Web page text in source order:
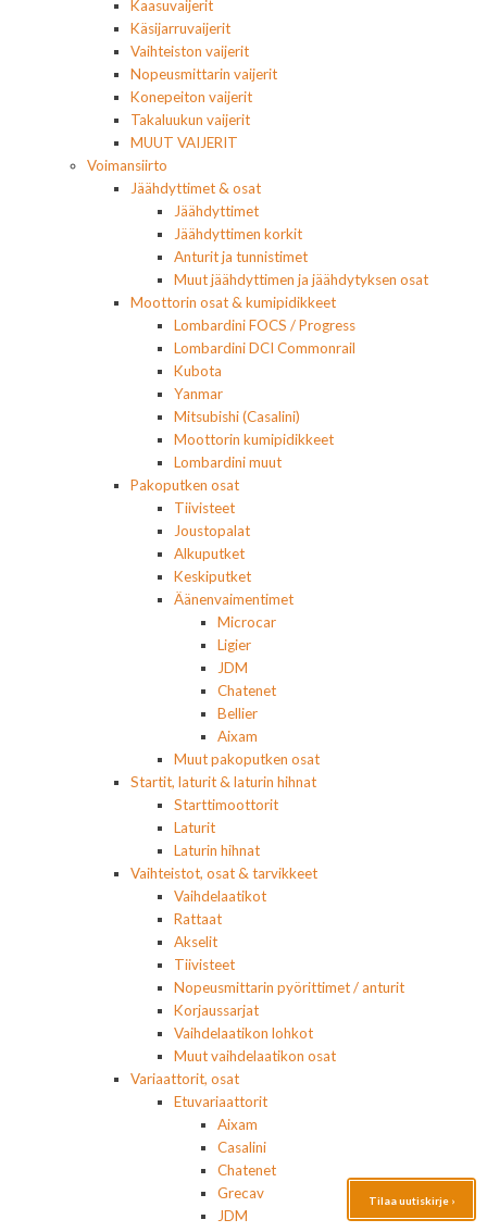
Kaasuvaijerit
Käsijarruvaijerit
Vaihteiston vaijerit
Nopeusmittarin vaijerit
Konepeiton vaijerit
Takaluukun vaijerit
MUUT VAIJERIT
Voimansiirto
Jäähdyttimet & osat
Jäähdyttimet
Jäähdyttimen korkit
Anturit ja tunnistimet
Muut jäähdyttimen ja jäähdytyksen osat
Moottorin osat & kumipidikkeet
Lombardini FOCS / Progress
Lombardini DCI Commonrail
Kubota
Yanmar
Mitsubishi (Casalini)
Moottorin kumipidikkeet
Lombardini muut
Pakoputken osat
Tiivisteet
Joustopalat
Alkuputket
Keskiputket
Äänenvaimentimet
Microcar
Ligier
JDM
Chatenet
Bellier
Aixam
Muut pakoputken osat
Startit, laturit & laturin hihnat
Starttimoottorit
Laturit
Laturin hihnat
Vaihteistot, osat & tarvikkeet
Vaihdelaatikot
Rattaat
Akselit
Tiivisteet
Nopeusmittarin pyörittimet / anturit
Korjaussarjat
Vaihdelaatikon lohkot
Muut vaihdelaatikon osat
Variaattorit, osat
Etuvariaattorit
Aixam
Casalini
Chatenet
Grecav
JDM
Tilaa uutiskirje ›